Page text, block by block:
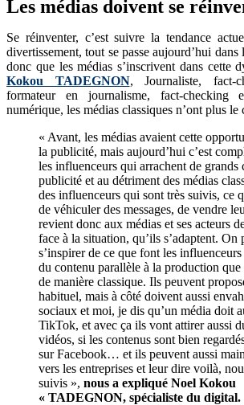
Les médias doivent se
Se réinventer, c’est suivre la tendance
divertissement, tout se passe aujourd’hui
donc que les médias s’inscrivent dans cette
Kokou TADEGNON, Journaliste, fact-
formateur en journalisme, fact-checking
numérique, les médias classiques n’ont plus le
« Avant, les médias avaient cette
la publicité, mais aujourd’hui c’est
les influenceurs qui arrachent de grands
publicité et au détriment des médias
des influenceurs qui sont très suivis, ce
de véhiculer des messages, de vendre
revient donc aux médias et ses acteurs
face à la situation, qu’ils s’adaptent. On
s’inspirer de ce que font les
du contenu parallèle à la production que
de manière classique. Ils peuvent
habituel, mais à côté doivent aussi
sociaux et moi, je dis qu’un média doit
TikTok, et avec ça ils vont attirer aussi
vidéos, si les contenus sont bien
sur Facebook… et ils peuvent aussi
vers les entreprises et leur dire voilà,
suivis », nous a expliqué Noel Kokou
« TADEGNON, spécialiste du digital.